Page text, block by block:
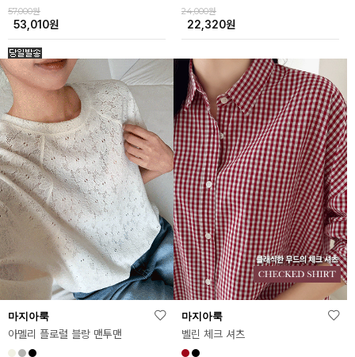
57,000원
53,010원
24,000원
22,320원
마지아룩
아멜리 플로럴 블랑 맨투맨
마지아룩
벨린 체크 셔츠